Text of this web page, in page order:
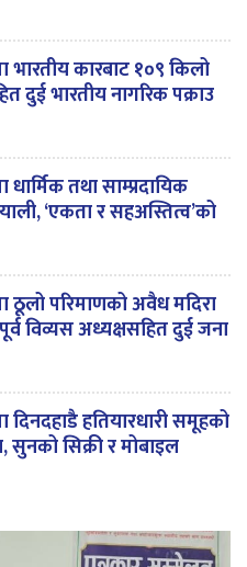
भारतीय कारबाट १०९ किलो
दुई भारतीय नागरिक पक्राउ
धार्मिक तथा साम्प्रदायिक
‘एकता र सहअस्तित्व’को
ठूलो परिमाणको अवैध मदिरा
विव्यस अध्यक्षसहित दुई जना
दिनदहाडै हतियारधारी समूहको
सिक्री र मोबाइल